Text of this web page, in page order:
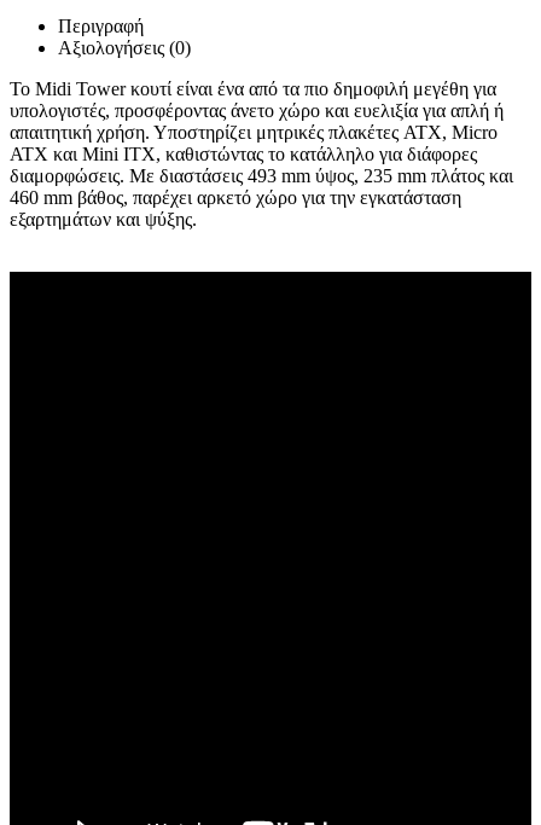
Περιγραφή
Αξιολογήσεις (0)
Το Midi Tower κουτί είναι ένα από τα πιο δημοφιλή μεγέθη για
υπολογιστές, προσφέροντας άνετο χώρο και ευελιξία για απλή ή
απαιτητική χρήση. Υποστηρίζει μητρικές πλακέτες ATX, Micro
ATX και Mini ITX, καθιστώντας το κατάλληλο για διάφορες
διαμορφώσεις. Με διαστάσεις 493 mm ύψος, 235 mm πλάτος και
460 mm βάθος, παρέχει αρκετό χώρο για την εγκατάσταση
εξαρτημάτων και ψύξης.